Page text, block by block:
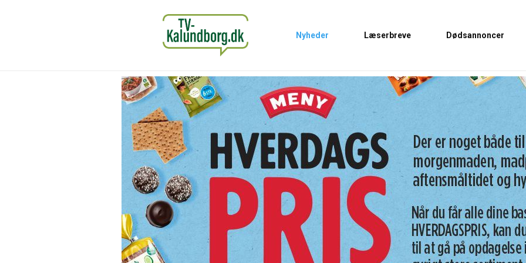
Nyheder Læserbreve Dødsannoncer